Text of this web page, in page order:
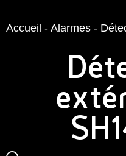
Accueil - Alarmes -